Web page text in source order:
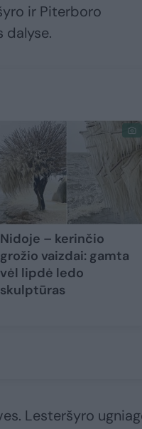
ir Piterboro
dalyse.
Nidoje – kerinčio
grožio vaizdai: gamta
vėl lipdė ledo
skulptūras
Lesteršyro